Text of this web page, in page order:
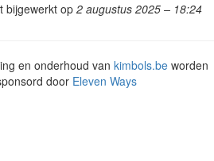
bijgewerkt op 2 augustus 2025 – 18:24
en onderhoud van kimbols.beworden
door Eleven Ways